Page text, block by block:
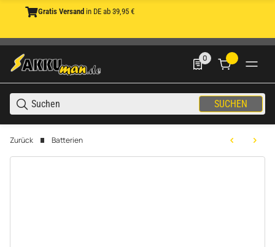
Gratis Versand in DE ab 39,95 €
SUCHEN
0
0 Produkte in der
Zurück Batterien